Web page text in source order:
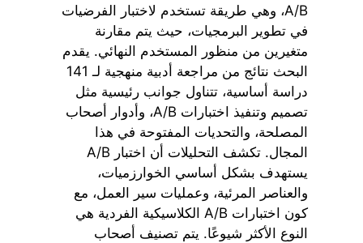
A/B، وهي طريقة تستخدم لاختبار الفرضيات
في تطوير البرمجيات، حيث يتم مقارنة
متغيرين من منظور المستخدم النهائي. يقدم
البحث نتائج من مراجعة أدبية منهجية لـ 141
دراسة أساسية، تتناول جوانب رئيسية مثل
تصميم وتنفيذ اختبارات A/B، وأدوار أصحاب
المصلحة، والتحديات المفتوحة في هذا
المجال. تكشف التحليلات أن اختبار A/B
يستهدف بشكل أساسي الخوارزميات،
والعناصر المرئية، وعمليات سير العمل، مع
كون اختبارات A/B الكلاسيكية الفردية هي
النوع الأكثر شيوعًا. يتم تصنيف أصحاب